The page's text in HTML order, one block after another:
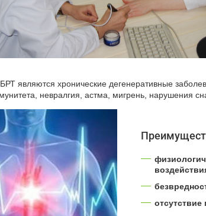
являются хронические дегенеративные
невралгия, астма, мигрень, нарушения